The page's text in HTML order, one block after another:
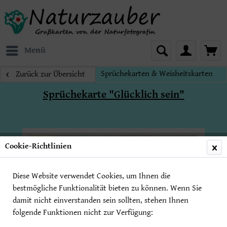
Menü
Zurück zur Übersicht Sprüchekarten & Weisheitskarten
Sprüchekarte "Glücklich sein"
Cookie-Richtlinien
Diese Website verwendet Cookies, um Ihnen die
bestmögliche Funktionalität bieten zu können. Wenn Sie
damit nicht einverstanden sein sollten, stehen Ihnen
folgende Funktionen nicht zur Verfügung: